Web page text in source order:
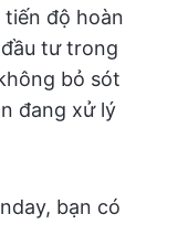
độ hoàn
tư trong
bỏ sót
đang xử lý
bạn có